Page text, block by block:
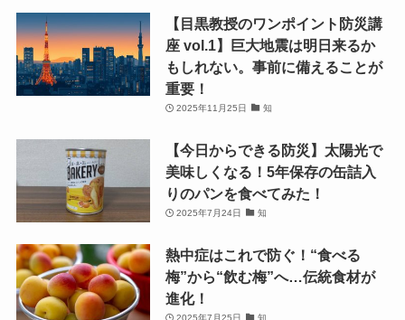
【目黒教授のワンポイント防災講
座 vol.1】巨大地震は明日来るか
もしれない。事前に備えることが
重要！
2025年11月25日 知
【今日からできる防災】太陽光で
美味しくなる！5年保存の缶詰入
りのパンを食べてみた！
2025年7月24日 知
熱中症はこれで防ぐ！“食べる
梅”から“飲む梅”へ…伝統食材が
進化！
2025年7月25日 知